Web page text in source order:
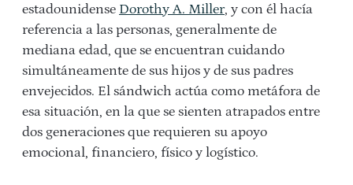
estadounidense Dorothy A. Miller, y con él hacía
referencia a las personas, generalmente de
mediana edad, que se encuentran cuidando
simultáneamente de sus hijos y de sus padres
envejecidos. El sándwich actúa como metáfora de
esa situación, en la que se sienten atrapados entre
dos generaciones que requieren su apoyo
emocional, financiero, físico y logístico.